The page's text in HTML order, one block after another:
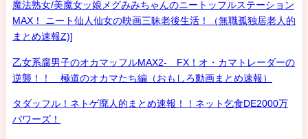
魔法熟女/美魔女ッ娘メグみみちゃんのニートッフルステーション
MAX！ ニート仙人仙女の映画三昧老後生活！（無職孤独居老人的
まとめ速報Z)]
乙女系腐男子のオカマッフルMAX2- FX！オ・カマトレーダーの
逆襲！！ 極道のオカマたち編（おもしろ動画まとめ速報）
タダッフル！ネトゲ廃人的まとめ速報！！ネット乞食DE2000万
パワーズ！